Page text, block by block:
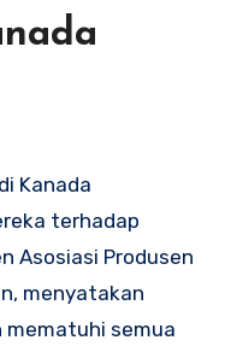
Kanada
terhadap
Asosiasi Produsen
menyatakan
mematuhi semua